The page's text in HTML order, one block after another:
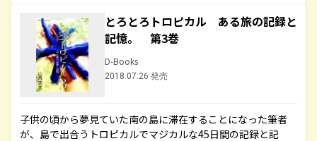
とろとろトロピカル ある旅の記録と
記憶。 第3巻
D-Books
2018.07.26 発売
子供の頃から夢見ていた南の島に滞在することになった筆者
が、島で出合うトロピカルでマジカルな45日間の記録と記